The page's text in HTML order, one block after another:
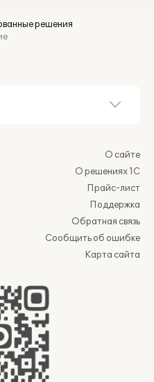
решения
О сайте
О решениях 1С
Прайс-лист
Поддержка
Обратная связь
Сообщить об ошибке
Карта сайта